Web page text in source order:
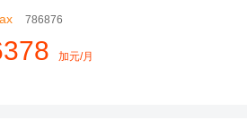
786876
加元/月